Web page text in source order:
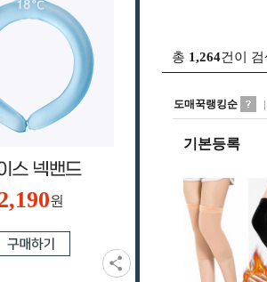
원
총 1,264건이
도매꾹랭킹순
기본등록